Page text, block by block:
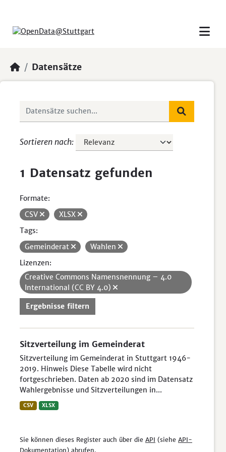
Datensätze
Sortieren nach
1 Datensatz gefunden
Formate:
CSV
XLSX
Tags:
Gemeinderat
Wahlen
Lizenzen:
Creative Commons Namensnennung – 4.0
International (CC BY 4.0)
Ergebnisse filtern
Sitzverteilung im Gemeinderat
Sitzverteilung im Gemeinderat in Stuttgart 1946-
2019. Hinweis Diese Tabelle wird nicht
fortgeschrieben. Daten ab 2020 sind im Datensatz
Wahlergebnisse und Sitzverteilungen in...
CSV XLSX
Sie können dieses Register auch über die API (siehe API-
Dokumentation) abrufen.